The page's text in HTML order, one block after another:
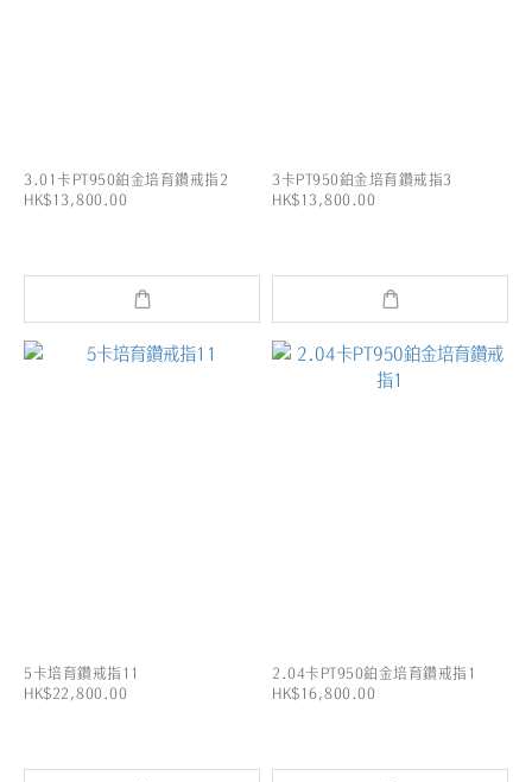
3.01卡PT950鉑金培育鑽戒指2
HK$13,800.00
3卡PT950鉑金培育鑽戒指3
HK$13,800.00
5卡培育鑽戒指11
HK$22,800.00
2.04卡PT950鉑金培育鑽戒指1
HK$16,800.00